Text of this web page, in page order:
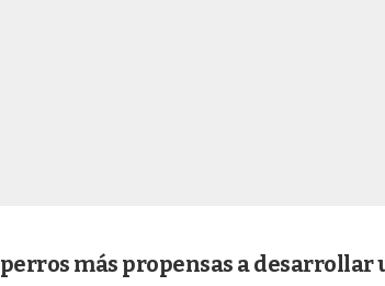
perros más propensas a